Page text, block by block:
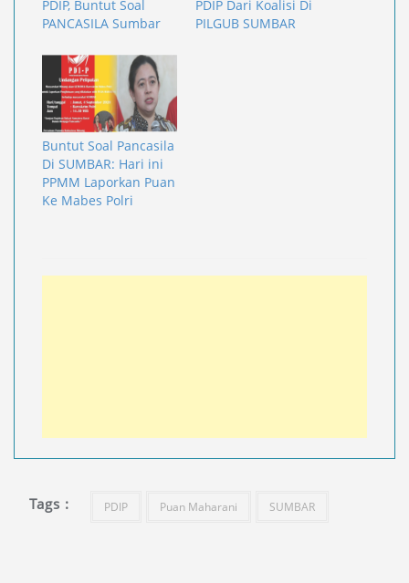
PDIP, Buntut Soal
PANCASILA Sumbar
PDIP Dari Koalisi Di
PILGUB SUMBAR
Buntut Soal Pancasila
Di SUMBAR: Hari ini
PPMM Laporkan Puan
Ke Mabes Polri
Tags : PDIP Puan Maharani SUMBAR